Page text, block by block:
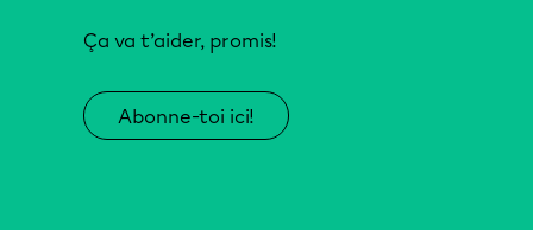
Ça va t’aider, promis!
Abonne-toi ici!